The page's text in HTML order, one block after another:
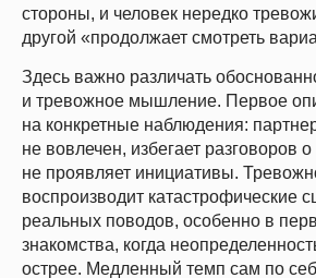
стороны, и человек нередко
другой «продолжает смотреть
Здесь важно различать
и тревожное мышление. Первое
на конкретные наблюдения:
не вовлечен, избегает разговоров
не проявляет инициативы.
воспроизводит катастрофические
реальных поводов, особенно в
знакомства, когда
острее. Медленный темп сам по